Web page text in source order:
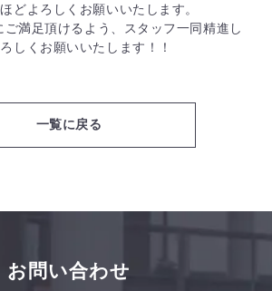
どよろしくお願いいたします。
満足頂けるよう、スタッフ一同精進し
しくお願いいたします！！
一覧に戻る
お問い合わせ